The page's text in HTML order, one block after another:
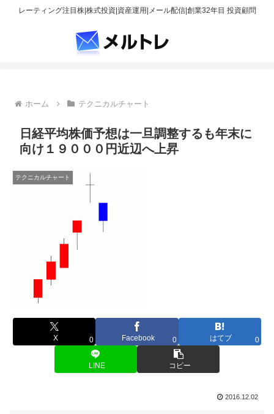
レーティング注目株|株式投資|資産運用|メール配信|創業32年目 投資顧問
ホーム テクニカルチャート
日経平均株価予想は一旦調整するも年末に
向け１９０００円近辺へ上昇
テクニカルチャート
X 0 Facebook 0 はてブ 0
LINE コピー
2016.12.02